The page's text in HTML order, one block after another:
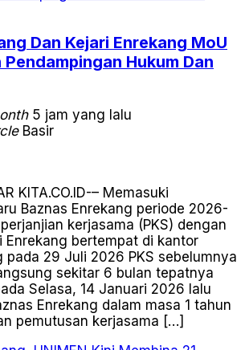
Dan Kejari Enrekang MoU
Hukum Dan
5 jam yang lalu
Basir
KITA.CO.ID-– Memasuki
Baznas Enrekang periode 2026-
kerjasama (PKS) dengan
Enrekang bertempat di kantor
pada 29 Juli 2026 PKS sebelumnya
sekitar 6 bulan tepatnya
Selasa, 14 Januari 2026 lalu
Enrekang dalam masa 1 tahun
pemutusan kerjasama […]